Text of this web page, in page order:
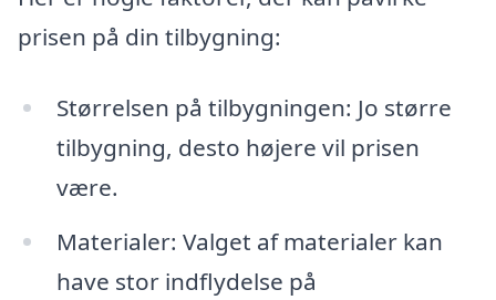
prisen på din tilbygning:
Størrelsen på tilbygningen: Jo større
tilbygning, desto højere vil prisen
være.
Materialer: Valget af materialer kan
have stor indflydelse på